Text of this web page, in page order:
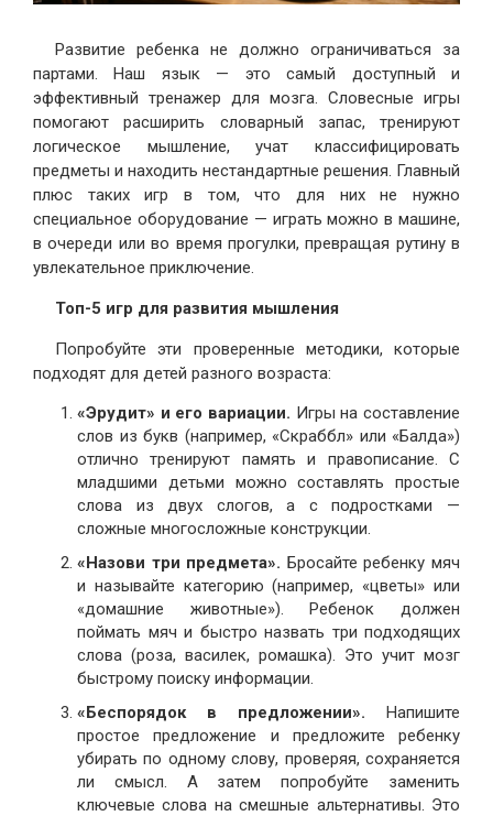
Развитие ребенка не должно ограничиваться за
партами. Наш язык — это самый доступный и
эффективный тренажер для мозга. Словесные игры
помогают расширить словарный запас, тренируют
логическое мышление, учат классифицировать
предметы и находить нестандартные решения. Главный
плюс таких игр в том, что для них не нужно
специальное оборудование — играть можно в машине,
в очереди или во время прогулки, превращая рутину в
увлекательное приключение.
Топ-5 игр для развития мышления
Попробуйте эти проверенные методики, которые
подходят для детей разного возраста:
«Эрудит» и его вариации. Игры на составление
слов из букв (например, «Скраббл» или «Балда»)
отлично тренируют память и правописание. С
младшими детьми можно составлять простые
слова из двух слогов, а с подростками —
сложные многосложные конструкции.
«Назови три предмета». Бросайте ребенку мяч
и называйте категорию (например, «цветы» или
«домашние животные»). Ребенок должен
поймать мяч и быстро назвать три подходящих
слова (роза, василек, ромашка). Это учит мозг
быстрому поиску информации.
«Беспорядок в предложении». Напишите
простое предложение и предложите ребенку
убирать по одному слову, проверяя, сохраняется
ли смысл. А затем попробуйте заменить
ключевые слова на смешные альтернативы. Это